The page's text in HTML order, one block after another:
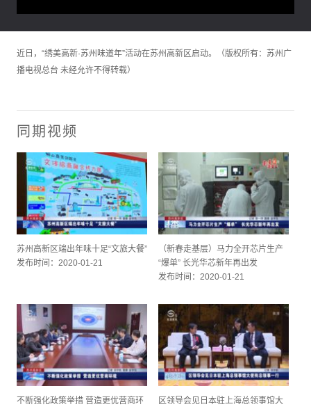
近日，“绣美高新·苏州味道年”活动在苏州高新区启动。（版权所有：苏州广
播电视总台 未经允许不得转载）
同期视频
苏州高新区端出年味十足“文旅大餐”
发布时间：2020-01-21
（新春走基层）马力全开芯片生产
“爆单” 长光华芯新年再出发
发布时间：2020-01-21
不断强化政策举措 营造更优营商环
区领导会见日本驻上海总领事馆大